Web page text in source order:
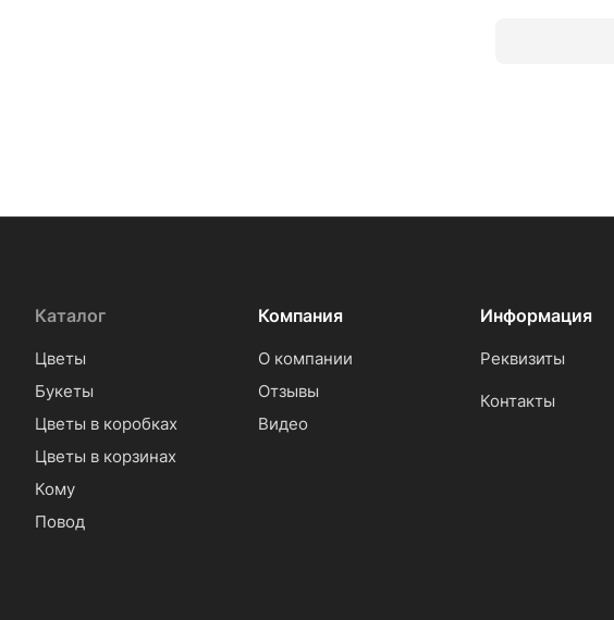
Каталог
Цветы
Букеты
Цветы в коробках
Цветы в корзинах
Кому
Повод
Компания
О компании
Отзывы
Видео
Информация
Реквизиты
Контакты